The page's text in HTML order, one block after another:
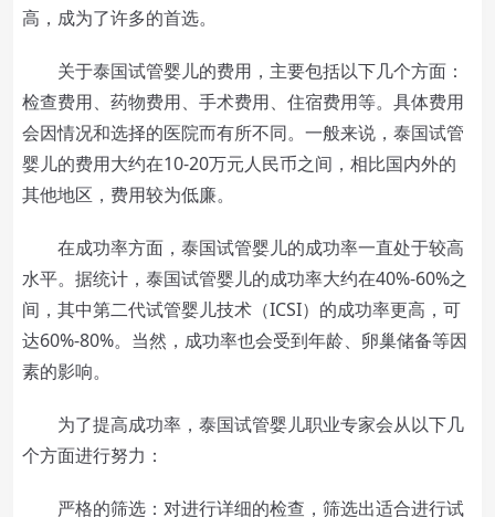
高，成为了许多的首选。
关于泰国试管婴儿的费用，主要包括以下几个方面：
检查费用、药物费用、手术费用、住宿费用等。具体费用
会因情况和选择的医院而有所不同。一般来说，泰国试管
婴儿的费用大约在10-20万元人民币之间，相比国内外的
其他地区，费用较为低廉。
在成功率方面，泰国试管婴儿的成功率一直处于较高
水平。据统计，泰国试管婴儿的成功率大约在40%-60%之
间，其中第二代试管婴儿技术（ICSI）的成功率更高，可
达60%-80%。当然，成功率也会受到年龄、卵巢储备等因
素的影响。
为了提高成功率，泰国试管婴儿职业专家会从以下几
个方面进行努力：
严格的筛选：对进行详细的检查，筛选出适合进行试